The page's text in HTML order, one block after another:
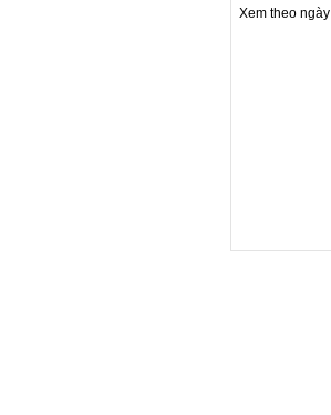
Xem theo ngày